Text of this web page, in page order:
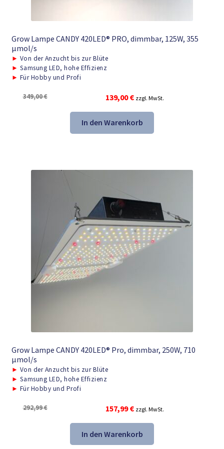
Grow Lampe CANDY 420LED® PRO, dimmbar, 125W, 355
μmol/s
► Von der Anzucht bis zur Blüte
► Samsung LED, hohe Effizienz
► Für Hobby und Profi
349,00€
Ursprünglicher
war:
349,00 €
139,00€Aktueller
ist:
139,00 €.
zzgl. MwSt.
In den Warenkorb
Grow Lampe CANDY 420LED® Pro, dimmbar, 250W, 710
μmol/s
► Von der Anzucht bis zur Blüte
► Samsung LED, hohe Effizienz
► Für Hobby und Profi
292,99€
Ursprünglicher
war:
292,99 €
157,99€Aktueller
ist:
157,99 €.
zzgl. MwSt.
In den Warenkorb